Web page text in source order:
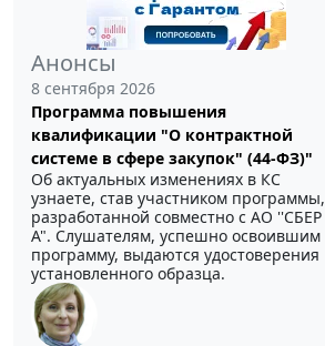
Анонсы
8 сентября 2026
Программа повышения
квалификации "О контрактной
системе в сфере закупок" (44-ФЗ)"
Об актуальных изменениях в КС
узнаете, став участником программы,
разработанной совместно с АО ''СБЕР
А". Слушателям, успешно освоившим
программу, выдаются удостоверения
установленного образца.